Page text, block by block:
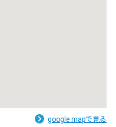
google mapで見る